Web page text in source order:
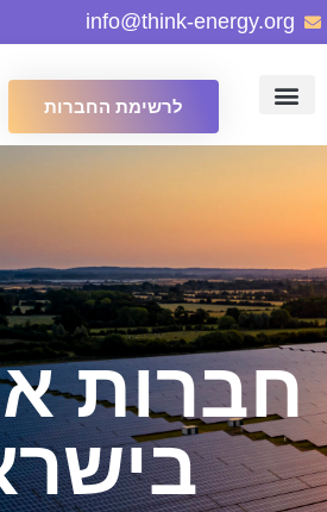
info@think-energy.org
לרשימת החברות
חברות